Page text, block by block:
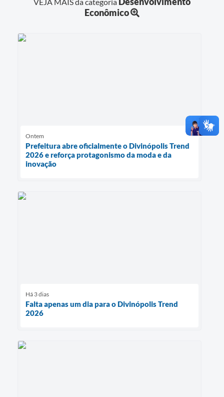
Econômico
Ontem
Prefeitura abre oficialmente o Divinópolis Trend
2026 e reforça protagonismo da moda e da
inovação
Há 3 dias
Falta apenas um dia para o Divinópolis Trend
2026